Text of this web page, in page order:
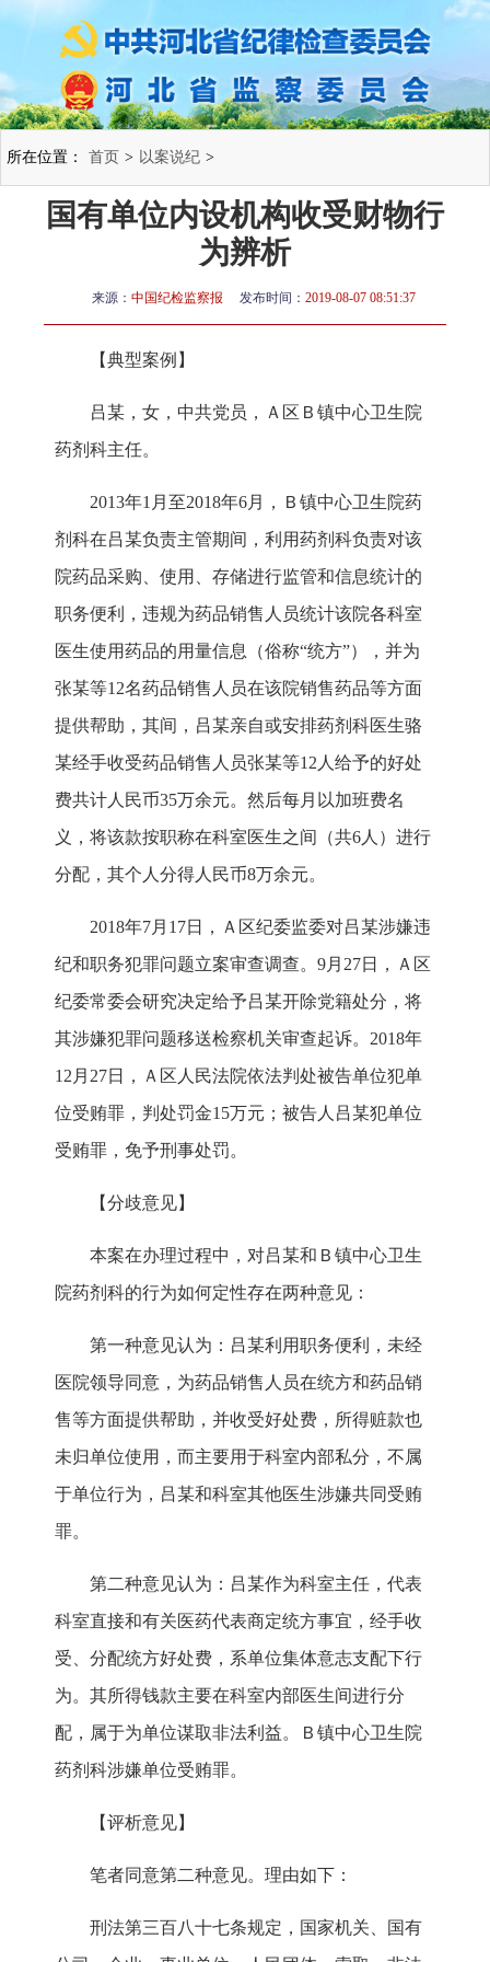
所在位置： 首页 > 以案说纪 >
国有单位内设机构收受财物行
为辨析
来源： 中国纪检监察报 发布时间： 2019-08-07 08:51:37
【典型案例】
吕某，女，中共党员，Ａ区Ｂ镇中心卫生院
药剂科主任。
2013年1月至2018年6月，Ｂ镇中心卫生院药
剂科在吕某负责主管期间，利用药剂科负责对该
院药品采购、使用、存储进行监管和信息统计的
职务便利，违规为药品销售人员统计该院各科室
医生使用药品的用量信息（俗称“统方”），并为
张某等12名药品销售人员在该院销售药品等方面
提供帮助，其间，吕某亲自或安排药剂科医生骆
某经手收受药品销售人员张某等12人给予的好处
费共计人民币35万余元。然后每月以加班费名
义，将该款按职称在科室医生之间（共6人）进行
分配，其个人分得人民币8万余元。
2018年7月17日，Ａ区纪委监委对吕某涉嫌违
纪和职务犯罪问题立案审查调查。9月27日，Ａ区
纪委常委会研究决定给予吕某开除党籍处分，将
其涉嫌犯罪问题移送检察机关审查起诉。2018年
12月27日，Ａ区人民法院依法判处被告单位犯单
位受贿罪，判处罚金15万元；被告人吕某犯单位
受贿罪，免予刑事处罚。
【分歧意见】
本案在办理过程中，对吕某和Ｂ镇中心卫生
院药剂科的行为如何定性存在两种意见：
第一种意见认为：吕某利用职务便利，未经
医院领导同意，为药品销售人员在统方和药品销
售等方面提供帮助，并收受好处费，所得赃款也
未归单位使用，而主要用于科室内部私分，不属
于单位行为，吕某和科室其他医生涉嫌共同受贿
罪。
第二种意见认为：吕某作为科室主任，代表
科室直接和有关医药代表商定统方事宜，经手收
受、分配统方好处费，系单位集体意志支配下行
为。其所得钱款主要在科室内部医生间进行分
配，属于为单位谋取非法利益。Ｂ镇中心卫生院
药剂科涉嫌单位受贿罪。
【评析意见】
笔者同意第二种意见。理由如下：
刑法第三百八十七条规定，国家机关、国有